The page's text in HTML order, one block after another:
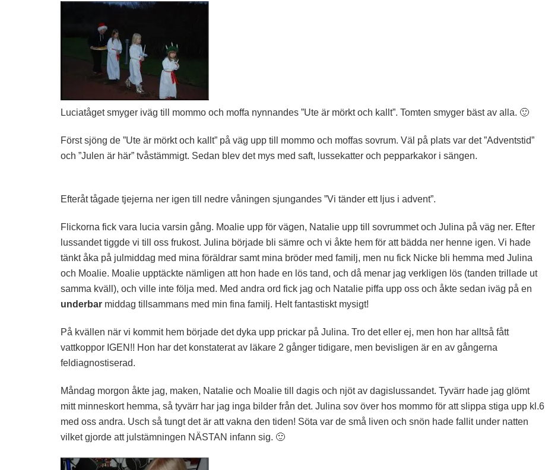
Luciatåget smyger iväg till mommo och moffa nynnandes ”Ute är mörkt och kallt”. Tomten smyger bäst av alla. 🙂
Först sjöng de ”Ute är mörkt och kallt” på väg upp till mommo och moffas sovrum. Väl på plats var det ”Adventstid”
och ”Julen är här” tvåstämmigt. Sedan blev det mys med saft, lussekatter och pepparkakor i sängen.
Efteråt tågade tjejerna ner igen till nedre våningen sjungandes ”Vi tänder ett ljus i advent”.
Flickorna fick vara lucia varsin gång. Moalie upp för vägen, Natalie upp till sovrummet och Julina på väg ner. Efter
lussandet tiggde vi till oss frukost. Julina började bli sämre och vi åkte hem för att bädda ner henne igen. Vi hade
tänkt åka på julmiddag med mina föräldrar samt mina bröder med familj, men nu fick Nicke bli hemma med Julina
och Moalie. Moalie upptäckte nämligen att hon hade en lös tand, och då menar jag verkligen lös (tanden trillade ut
samma kväll), och ville inte följa med. Med andra ord fick jag och Natalie piffa upp oss och åkte sedan iväg på en
underbar middag tillsammans med min fina familj. Helt fantastiskt mysigt!
På kvällen när vi kommit hem började det dyka upp prickar på Julina. Tro det eller ej, men hon har alltså fått
vattkoppor IGEN!! Hon har det konstaterat av läkare 2 gånger tidigare, men bevisligen är en av gångerna
feldiagnostiserad.
Måndag morgon åkte jag, maken, Natalie och Moalie till dagis och njöt av dagislussandet. Tyvärr hade jag glömt
mitt minneskort hemma, så tyvärr har jag inga bilder från det. Julina sov över hos mommo för att slippa stiga upp kl.6
med oss andra. Usch så tungt det är att vakna den tiden! Söta var de små liven och snön hade fallit under natten
vilket gjorde att julstämningen NÄSTAN infann sig. 🙂